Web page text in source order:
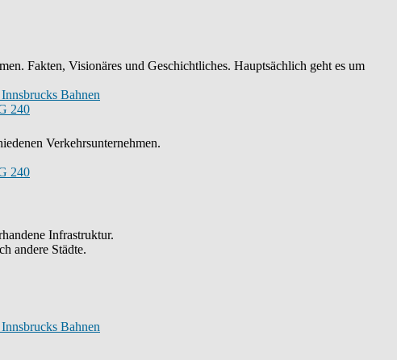
Fakten, Visionäres und Geschichtliches. Hauptsächlich geht es um
Bahnen
240
Verkehrsunternehmen.
240
Infrastruktur.
andere Städte.
Bahnen